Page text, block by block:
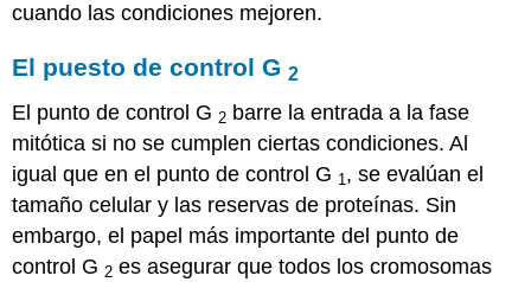
cuando las condiciones mejoren.
El puesto de control G2
El punto de control G 2 barre la entrada a la fase
mitótica si no se cumplen ciertas condiciones. Al
igual que en el punto de control G 1 , se evalúan el
tamaño celular y las reservas de proteínas. Sin
embargo, el papel más importante del punto de
control G 2 es asegurar que todos los cromosomas